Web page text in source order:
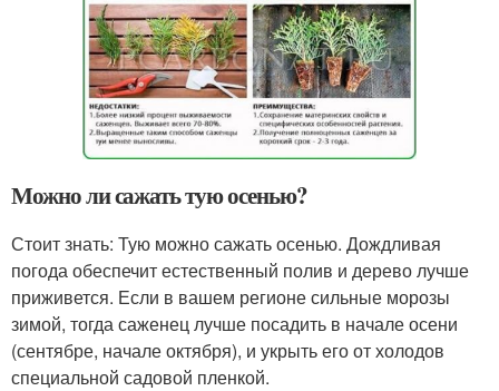
Можно ли сажать тую осенью?
Стоит знать: Тую можно сажать осенью. Дождливая
погода обеспечит естественный полив и дерево лучше
приживется. Если в вашем регионе сильные морозы
зимой, тогда саженец лучше посадить в начале осени
(сентябре, начале октября), и укрыть его от холодов
специальной садовой пленкой.